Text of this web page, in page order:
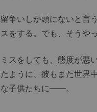
争いしか頭にないと言
をする。でも、そうや
スをしても、態度が悪
ように、彼もまた世界
子供たちに――。